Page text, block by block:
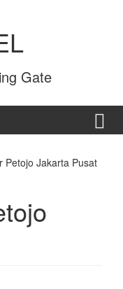
Gate
Petojo Jakarta Pusat